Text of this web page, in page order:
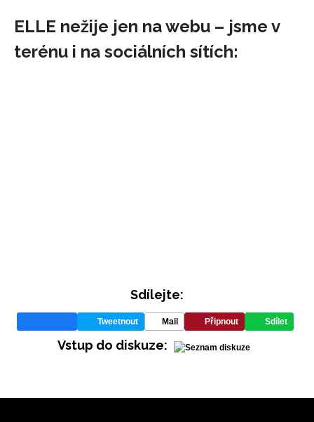
ELLE nežije jen na webu – jsme v
terénu i na sociálních sítích:
Sdílejte:
Tweetnout Mail Připnout Sdílet
Vstup do diskuze: